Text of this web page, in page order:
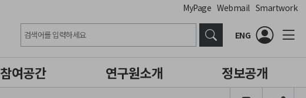
MyPage Webmail Smartwork
ENG
참여공간 연구원소개 정보공개